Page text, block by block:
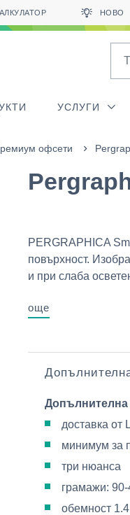
НОВО
УСЛУГИ
офсети
PERGRAPHICA
повърхност.
и при слаба
още
доставка от
минимум за
три нюанса
грамажи: 90-
обемност 1.4